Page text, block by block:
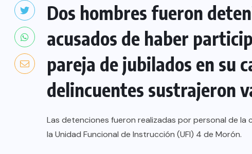
Dos hombres fueron
acusados de haber
pareja de jubilados en su
delincuentes sustrajeron
Las detenciones fueron realizadas por personal de
la Unidad Funcional de Instrucción (UFI) 4 de Morón.